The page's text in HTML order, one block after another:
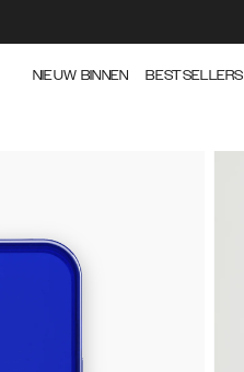
NIEUW BINNEN BESTSELLERS